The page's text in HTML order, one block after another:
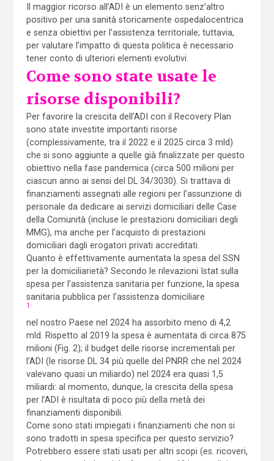
Il maggior ricorso all’ADI è un elemento senz’altro
positivo per una sanità storicamente ospedalocentrica
e senza obiettivi per l’assistenza territoriale; tuttavia,
per valutare l’impatto di questa politica è necessario
tener conto di ulteriori elementi evolutivi.
Come sono state usate le
risorse disponibili?
Per favorire la crescita dell’ADI con il Recovery Plan
sono state investite importanti risorse
(complessivamente, tra il 2022 e il 2025 circa 3 mld)
che si sono aggiunte a quelle già finalizzate per questo
obiettivo nella fase pandemica (circa 500 milioni per
ciascun anno ai sensi del DL 34/3030). Si trattava di
finanziamenti assegnati alle regioni per l’assunzione di
personale da dedicare ai servizi domiciliari delle Case
della Comunità (incluse le prestazioni domiciliari degli
MMG), ma anche per l’acquisto di prestazioni
domiciliari dagli erogatori privati accreditati.
Quanto è effettivamente aumentata la spesa del SSN
per la domiciliarietà? Secondo le rilevazioni Istat sulla
spesa per l’assistenza sanitaria per funzione, la spesa
sanitaria pubblica per l’assistenza domiciliare
1
nel nostro Paese nel 2024 ha assorbito meno di 4,2
mld. Rispetto al 2019 la spesa è aumentata di circa 875
milioni (Fig. 2); il budget delle risorse incrementali per
l’ADI (le risorse DL 34 più quelle del PNRR che nel 2024
valevano quasi un miliardo) nel 2024 era quasi 1,5
miliardi: al momento, dunque, la crescita della spesa
per l’ADI è risultata di poco più della metà dei
finanziamenti disponibili.
Come sono stati impiegati i finanziamenti che non si
sono tradotti in spesa specifica per questo servizio?
Potrebbero essere stati usati per altri scopi (es. ricoveri,